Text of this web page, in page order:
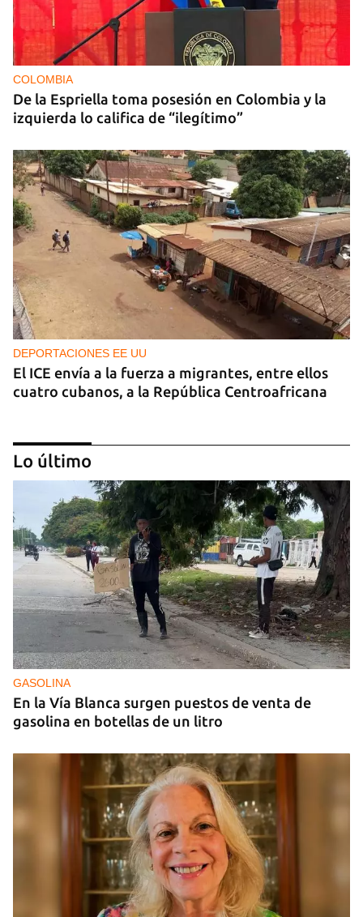
COLOMBIA
De la Espriella toma posesión en Colombia y la
izquierda lo califica de “ilegítimo”
DEPORTACIONES EE UU
El ICE envía a la fuerza a migrantes, entre ellos
cuatro cubanos, a la República Centroafricana
GUERRA
Ucrania ataca otro centro logístico del Amazon
ruso, esta vez en los Urales
Lo último
GASOLINA
En la Vía Blanca surgen puestos de venta de
gasolina en botellas de un litro